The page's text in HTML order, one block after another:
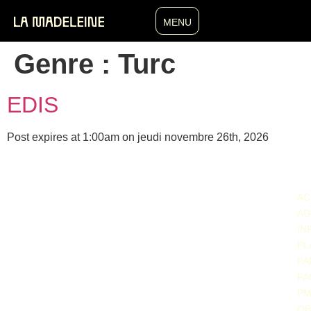
MENU
Genre : Turc
EDIS
Post expires at 1:00am on jeudi novembre 26th, 2026